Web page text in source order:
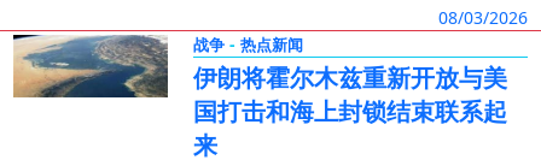
08/03/2026
战争- 热点新闻
伊朗将霍尔木兹重新开放与美
国打击和海上封锁结束联系起
来